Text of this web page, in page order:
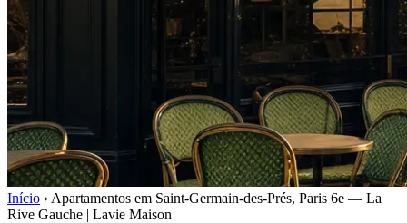
Início › Apartamentos em Saint-Germain-des-Prés, Paris 6e — La
Rive Gauche | Lavie Maison